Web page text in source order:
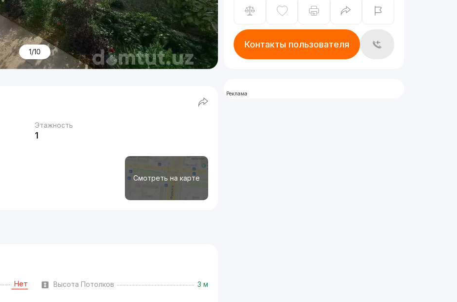
1/10
Этажность
1
Смотреть на карте
Нет Высота Потолков 3 м
Контакты пользователя
Реклама